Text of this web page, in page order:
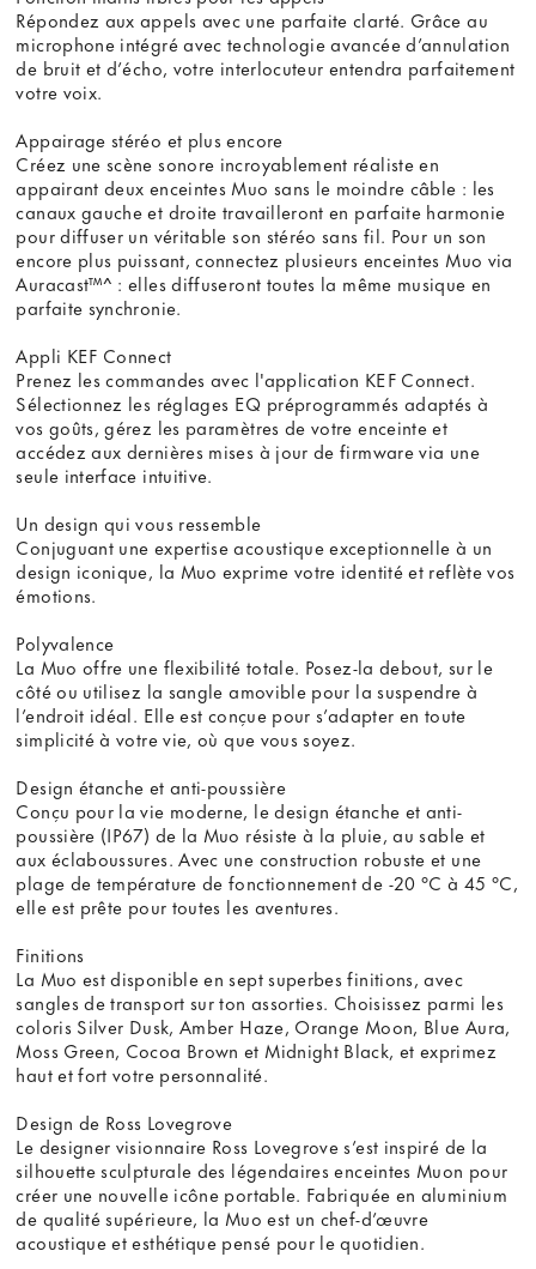
Répondez aux appels avec une parfaite clarté. Grâce au
microphone intégré avec technologie avancée d’annulation
de bruit et d’écho, votre interlocuteur entendra parfaitement
votre voix.
Appairage stéréo et plus encore
Créez une scène sonore incroyablement réaliste en
appairant deux enceintes Muo sans le moindre câble : les
canaux gauche et droite travailleront en parfaite harmonie
pour diffuser un véritable son stéréo sans fil. Pour un son
encore plus puissant, connectez plusieurs enceintes Muo via
Auracast™^ : elles diffuseront toutes la même musique en
parfaite synchronie.
Appli KEF Connect
Prenez les commandes avec l'application KEF Connect.
Sélectionnez les réglages EQ préprogrammés adaptés à
vos goûts, gérez les paramètres de votre enceinte et
accédez aux dernières mises à jour de firmware via une
seule interface intuitive.
Un design qui vous ressemble
Conjuguant une expertise acoustique exceptionnelle à un
design iconique, la Muo exprime votre identité et reflète vos
émotions.
Polyvalence
La Muo offre une flexibilité totale. Posez-la debout, sur le
côté ou utilisez la sangle amovible pour la suspendre à
l’endroit idéal. Elle est conçue pour s’adapter en toute
simplicité à votre vie, où que vous soyez.
Design étanche et anti-poussière
Conçu pour la vie moderne, le design étanche et anti-
poussière (IP67) de la Muo résiste à la pluie, au sable et
aux éclaboussures. Avec une construction robuste et une
plage de température de fonctionnement de -20 °C à 45 °C,
elle est prête pour toutes les aventures.
Finitions
La Muo est disponible en sept superbes finitions, avec
sangles de transport sur ton assorties. Choisissez parmi les
coloris Silver Dusk, Amber Haze, Orange Moon, Blue Aura,
Moss Green, Cocoa Brown et Midnight Black, et exprimez
haut et fort votre personnalité.
Design de Ross Lovegrove
Le designer visionnaire Ross Lovegrove s’est inspiré de la
silhouette sculpturale des légendaires enceintes Muon pour
créer une nouvelle icône portable. Fabriquée en aluminium
de qualité supérieure, la Muo est un chef-d’œuvre
acoustique et esthétique pensé pour le quotidien.